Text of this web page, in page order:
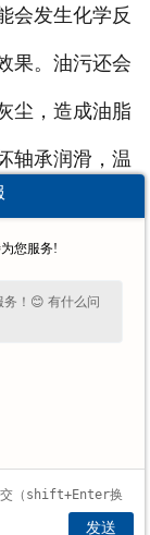
会发生化学反
果。油污还会
尘，造成油脂
轴承润滑，温
箱和轴承，
，如更换其
；运行维护
用。
及维护
您服务!
！😊 有什么问
发送